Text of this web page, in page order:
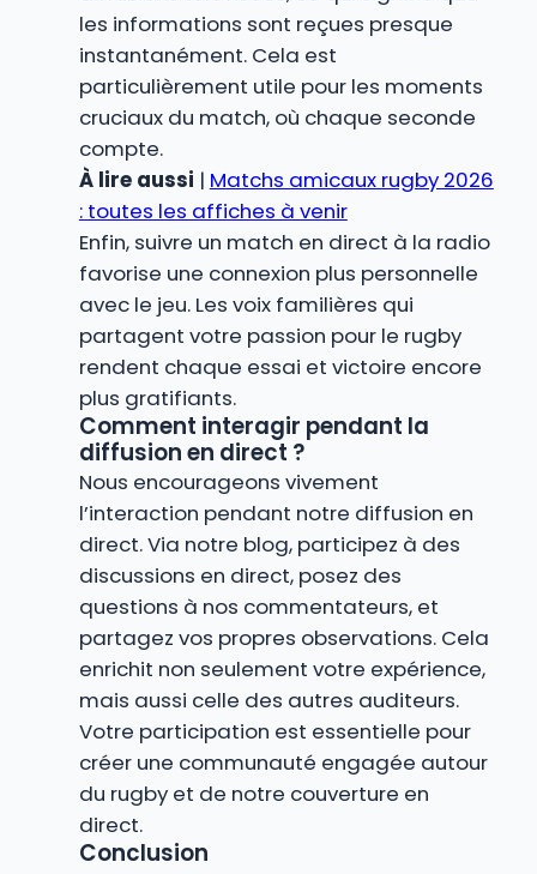
les informations sont reçues presque
instantanément. Cela est
particulièrement utile pour les moments
cruciaux du match, où chaque seconde
compte.
À lire aussi | Matchs amicaux rugby 2026
: toutes les affiches à venir
Enfin, suivre un match en direct à la radio
favorise une connexion plus personnelle
avec le jeu. Les voix familières qui
partagent votre passion pour le rugby
rendent chaque essai et victoire encore
plus gratifiants.
Comment interagir pendant la
diffusion en direct ?
Nous encourageons vivement
l’interaction pendant notre diffusion en
direct. Via notre blog, participez à des
discussions en direct, posez des
questions à nos commentateurs, et
partagez vos propres observations. Cela
enrichit non seulement votre expérience,
mais aussi celle des autres auditeurs.
Votre participation est essentielle pour
créer une communauté engagée autour
du rugby et de notre couverture en
direct.
Conclusion